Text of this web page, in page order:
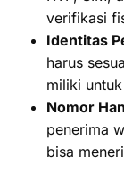
verifikasi
Identitas
harus
miliki
Nomor
penerima
bisa